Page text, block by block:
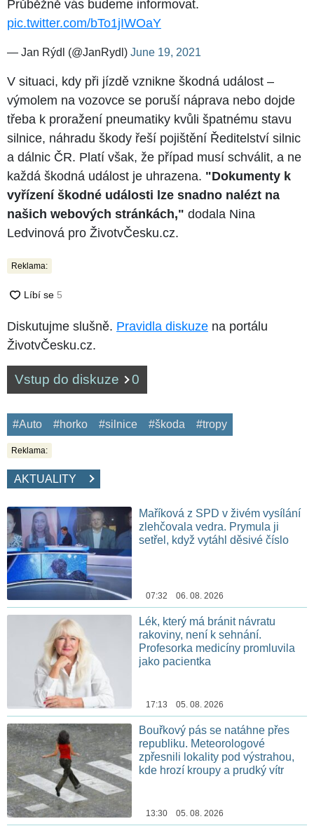
Průběžně vás budeme informovat.
pic.twitter.com/bTo1jIWOaY
— Jan Rýdl (@JanRydl) June 19, 2021
V situaci, kdy při jízdě vznikne škodná událost –
výmolem na vozovce se poruší náprava nebo dojde
třeba k proražení pneumatiky kvůli špatnému stavu
silnice, náhradu škody řeší pojištění Ředitelství silnic
a dálnic ČR. Platí však, že případ musí schválit, a ne
každá škodná událost je uhrazena. "Dokumenty k
vyřízení škodné události lze snadno nalézt na
našich webových stránkách," dodala Nina
Ledvinová pro ŽivotvČesku.cz.
Reklama:
Diskutujme slušně. Pravidla diskuze na portálu
ŽivotvČesku.cz.
Vstup do diskuze 0
#Auto #horko #silnice #škoda #tropy
Reklama:
AKTUALITY
Maříková z SPD v živém vysílání
zlehčovala vedra. Prymula ji
setřel, když vytáhl děsivé číslo
07:32 06. 08. 2026
Lék, který má bránit návratu
rakoviny, není k sehnání.
Profesorka medicíny promluvila
jako pacientka
17:13 05. 08. 2026
Bouřkový pás se natáhne přes
republiku. Meteorologové
zpřesnili lokality pod výstrahou,
kde hrozí kroupy a prudký vítr
13:30 05. 08. 2026